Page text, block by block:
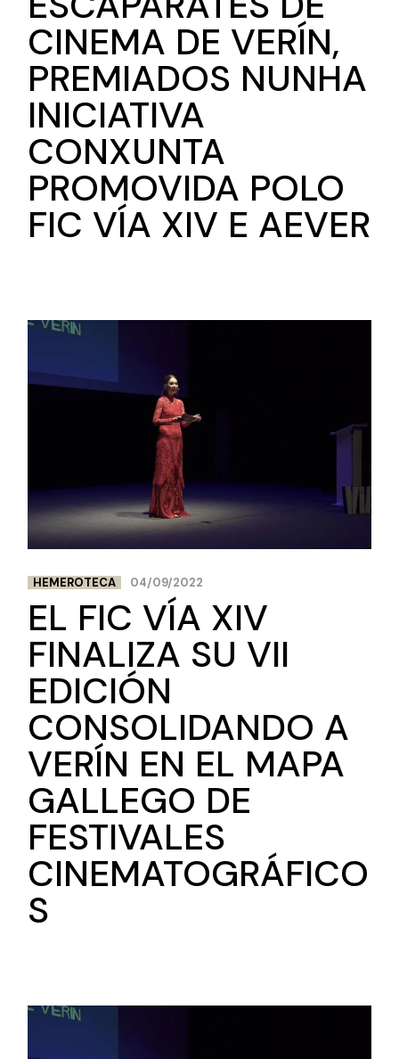
CINEMA DE VERÍN,
PREMIADOS NUNHA
INICIATIVA
CONXUNTA
PROMOVIDA POLO
FIC VÍA XIV E AEVER
HEMEROTECA 04/09/2022
EL FIC VÍA XIV
FINALIZA SU VII
EDICIÓN
CONSOLIDANDO A
VERÍN EN EL MAPA
GALLEGO DE
FESTIVALES
CINEMATOGRÁFICO
S